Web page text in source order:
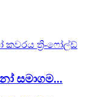
සමාගම...